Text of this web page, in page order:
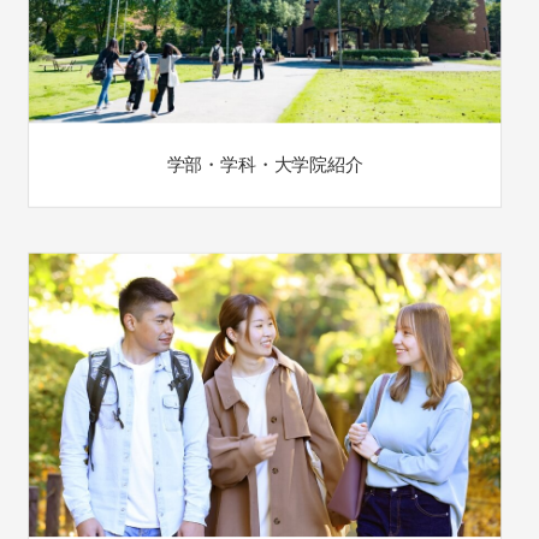
学部・学科・大学院紹介